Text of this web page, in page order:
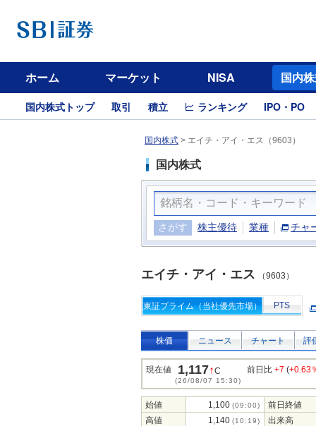
ホーム マーケット NISA 国内
国内株式トップ 取引 積立 ランキング IPO・PO
国内株式 > エイチ・アイ・エス（9603）
国内株式
さがす 株主優待 業種 チャ
エイチ・アイ・エス （9603）
東証プライム（当社優先市場） PTS
株価 ニュース チャート 評
現在値 1,117↑C
(26/08/07 15:30)
前日比 +7 (+0.63
始値 1,100 (09:00)
前日終値
高値
1,140 (10:19)
出来高